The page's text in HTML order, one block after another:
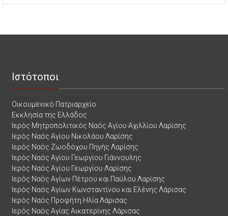
Ιστότοποι
Οικουμενικό Πατριαρχείο
Εκκλησία της Ελλάδος
Ιερός Μητροπολιτικός Ναός Αγίου Αχιλλίου Λαρίσης
Ιερός Ναός Αγίου Νικολάου Λαρίσης
Ιερός Ναός Ζωοδόχου Πηγής Λαρίσης
Ιερός Ναός Αγίου Γεωργίου Γιάννουλης
Ιερός Ναός Αγίου Γεωργίου Λαρίσης
Ιερός Ναός Αγίων Πέτρου και Παύλου Λαρίσης
Ιερός Ναός Αγίων Κωνσταντίνου και Ελένης Λάρισας
Ιερός Ναός Προφήτη Ηλία Λάρισας
Ιερός Ναός Αγίας Αικατερίνης Λάρισας